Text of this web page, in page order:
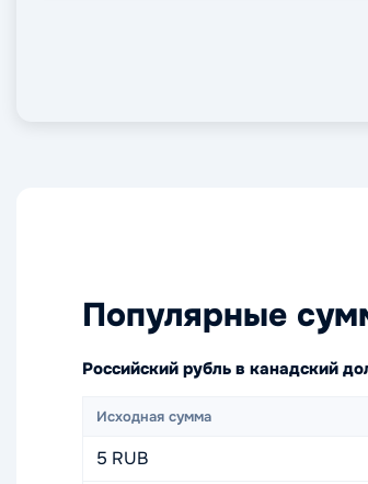
Популярные
Российский рубль в канадский
Исходная сумма
5 RUB